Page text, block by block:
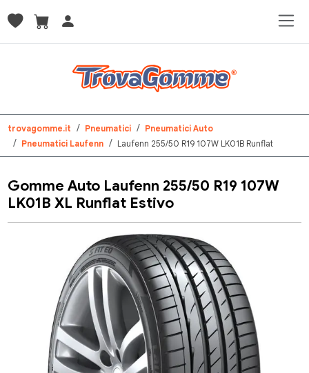
trovagomme.it Pneumatici
Pneumatici Auto
Pneumatici Laufenn
Laufenn 255/50 R19 107W LK01B Runflat
Gomme Auto Laufenn 255/50 R19 107W
LK01B XL Runflat Estivo